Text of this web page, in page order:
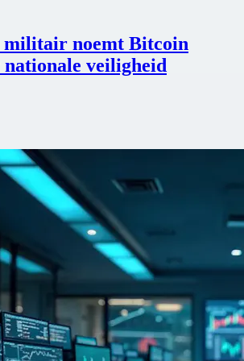
militair noemt Bitcoin
veiligheid